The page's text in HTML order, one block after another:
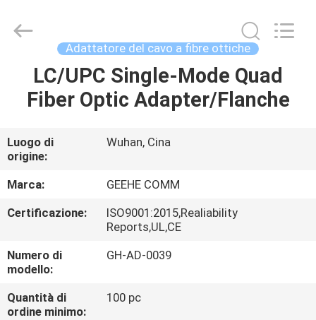
CASA
CIRCA
NOI
DELLA
Optical
Communication
Adattatore del cavo a fibre ottiche
LC/UPC Single-Mode Quad
Fiber Optic Adapter/Flanche
Luogo di
origine:
Wuhan, Cina
Marca:
GEEHE COMM
Certificazione:
ISO9001:2015,Realiability
Reports,UL,CE
Numero di
modello:
GH-AD-0039
Quantità di
ordine minimo:
100 pc